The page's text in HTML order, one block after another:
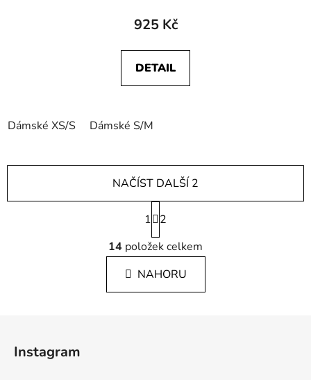
925 Kč
DETAIL
Dámské XS/S Dámské S/M
O
v
l
á
d
NAČÍST DALŠÍ 2
S
t
r
á
n
k
1
2
14 položek celkem
NAHORU
Instagram